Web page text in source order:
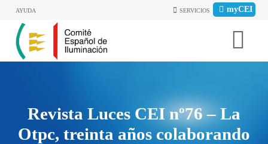
AYUDA myCEI
SERVICIOS
Revista Luces CEI nº76 – La
Otpc, treinta años colaborando